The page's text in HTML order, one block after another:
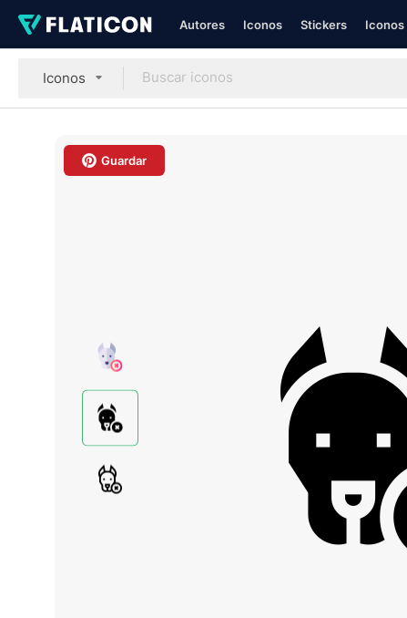
Autores Iconos Stickers
Iconos
Guardar